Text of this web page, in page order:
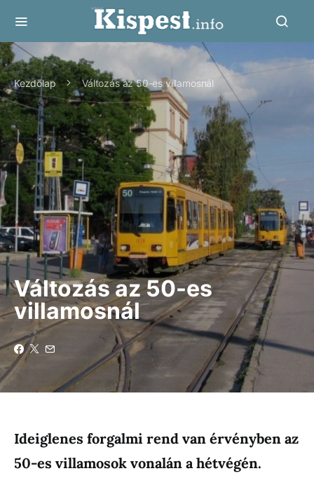
Kezdőlap Változás az 50-es villamosnál
Változás az 50-es
villamosnál
Ideiglenes forgalmi rend van érvényben az
50-es villamosok vonalán a hétvégén.